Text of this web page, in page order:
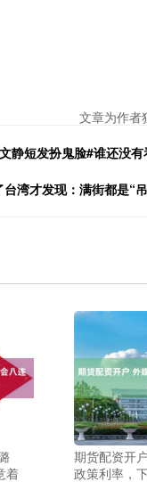
文章为作者
静短发扮鬼脸#谁还没
湾才发现：满街都是“
着
期货配资开
政策利率，